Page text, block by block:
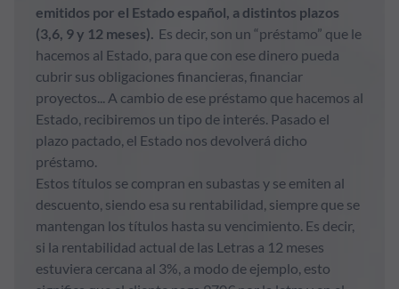
emitidos por el Estado español, a distintos plazos
(3,6, 9 y 12 meses). Es decir, son un “préstamo” que le
hacemos al Estado, para que con ese dinero pueda
cubrir sus obligaciones financieras, financiar
proyectos... A cambio de ese préstamo que hacemos al
Estado, recibiremos un tipo de interés. Pasado el
plazo pactado, el Estado nos devolverá dicho
préstamo.
Estos títulos se compran en subastas y se emiten al
descuento, siendo esa su rentabilidad, siempre que se
mantengan los títulos hasta su vencimiento. Es decir,
si la rentabilidad actual de las Letras a 12 meses
estuviera cercana al 3%, a modo de ejemplo, esto